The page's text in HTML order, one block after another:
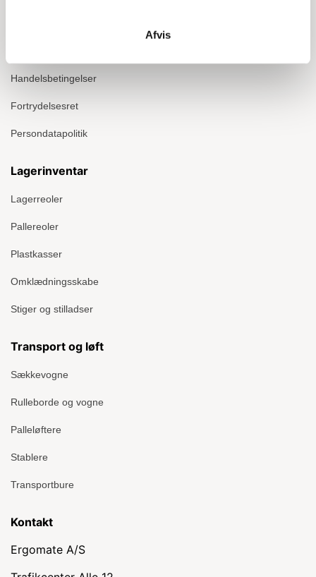
Afvis
Handelsbetingelser
Fortrydelsesret
Persondatapolitik
Lagerinventar
Lagerreoler
Pallereoler
Plastkasser
Omklædningsskabe
Stiger og stilladser
Transport og løft
Sækkevogne
Rulleborde og vogne
Palleløftere
Stablere
Transportbure
Kontakt
Ergomate A/S